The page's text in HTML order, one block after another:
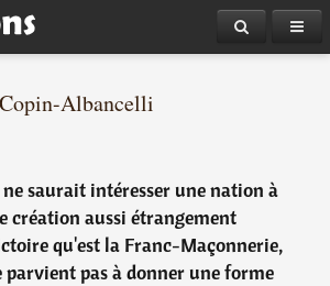
Albancelli
saurait intéresser une nation à
création aussi étrangement
qu'est la Franc-Maçonnerie,
parvient pas à donner une forme